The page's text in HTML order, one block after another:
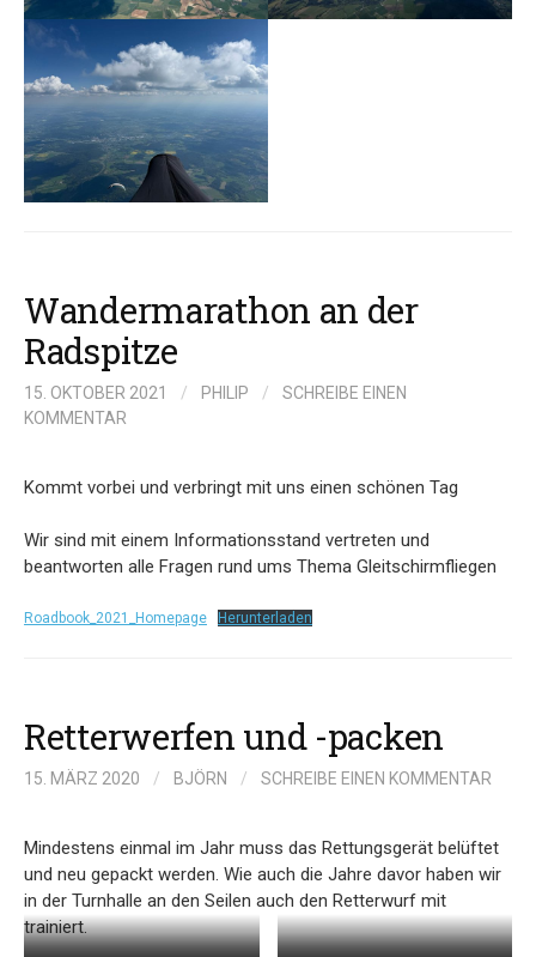
Wandermarathon an der
Radspitze
15. OKTOBER 2021 / PHILIP /
SCHREIBE EINEN
KOMMENTAR
Kommt vorbei und verbringt mit uns einen schönen Tag
Wir sind mit einem Informationsstand vertreten und
beantworten alle Fragen rund ums Thema Gleitschirmfliegen
Roadbook_2021_Homepage Herunterladen
Retterwerfen und -packen
15. MÄRZ 2020 / BJÖRN / SCHREIBE EINEN KOMMENTAR
Mindestens einmal im Jahr muss das Rettungsgerät belüftet
und neu gepackt werden. Wie auch die Jahre davor haben wir
in der Turnhalle an den Seilen auch den Retterwurf mit
trainiert.